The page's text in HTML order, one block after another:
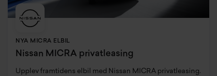
NYA MICRA ELBIL
Nissan MICRA privatleasing
Upplev framtidens elbil med Nissan MICRA privatleasing.